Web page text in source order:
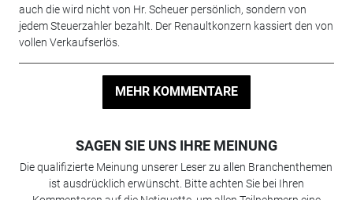
auch die wird nicht von Hr. Scheuer persönlich, sondern von
jedem Steuerzahler bezahlt. Der Renaultkonzern kassiert den von
vollen Verkaufserlös.
MEHR KOMMENTARE
SAGEN SIE UNS IHRE MEINUNG
Die qualifizierte Meinung unserer Leser zu allen Branchenthemen
ist ausdrücklich erwünscht. Bitte achten Sie bei Ihren